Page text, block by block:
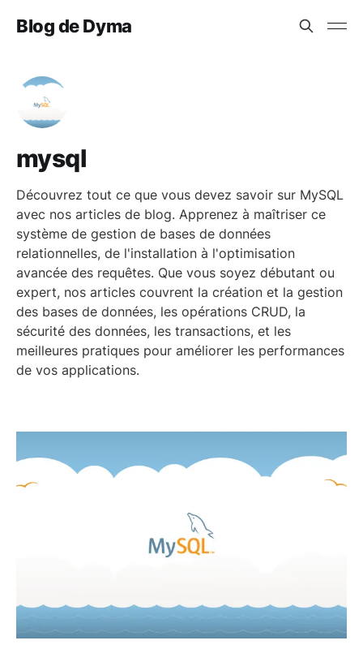
Blog de Dyma
mysql
Découvrez tout ce que vous devez savoir sur MySQL
avec nos articles de blog. Apprenez à maîtriser ce
système de gestion de bases de données
relationnelles, de l'installation à l'optimisation
avancée des requêtes. Que vous soyez débutant ou
expert, nos articles couvrent la création et la gestion
des bases de données, les opérations CRUD, la
sécurité des données, les transactions, et les
meilleures pratiques pour améliorer les performances
de vos applications.